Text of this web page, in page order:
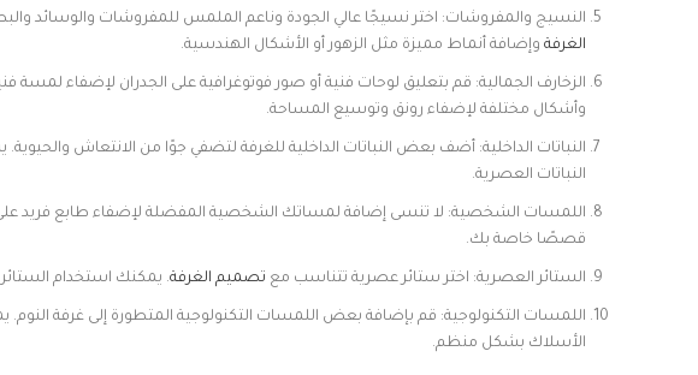
النسيج والمفروشات: اختر نسيجًا عالي الجودة وناعم الملمس للمفروشات والوسائد
الغرفة وإضافة أنماط مميزة مثل الزهور أو الأشكال الهندسية.
الزخارف الجمالية: قم بتعليق لوحات فنية أو صور فوتوغرافية على الجدران لإضفاء
وأشكال مختلفة لإضفاء رونق وتوسيع المساحة.
النباتات الداخلية: أضف بعض النباتات الداخلية للغرفة لتضفي جوًا من الانتعاش
النباتات العصرية.
اللمسات الشخصية: لا تنسى إضافة لمساتك الشخصية المفضلة لإضفاء طابع فريد
قصصًا خاصة بك.
الستائر العصرية: اختر ستائر عصرية تتناسب مع تصميم الغرفة. يمكنك استخدام الستائر
اللمسات التكنولوجية: قم بإضافة بعض اللمسات التكنولوجية المتطورة إلى غرفة
الأسلاك بشكل منظم.